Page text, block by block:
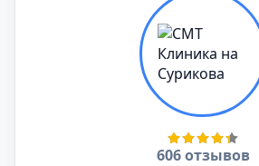
606 отзывов